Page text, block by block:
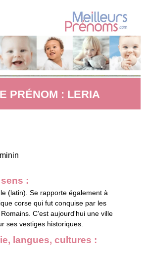
PRÉNOM : LERIA
:
(latin). Se rapporte également à
corse qui fut conquise par les
C'est aujourd'hui une ville
ses vestiges historiques.
langues, cultures :